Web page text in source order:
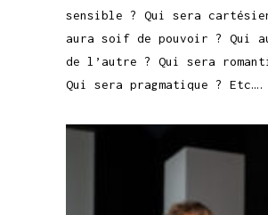
sensible ? Qui sera
aura soif de pouvoir ? Qui
de l’autre ? Qui sera
Qui sera pragmatique ? Etc….